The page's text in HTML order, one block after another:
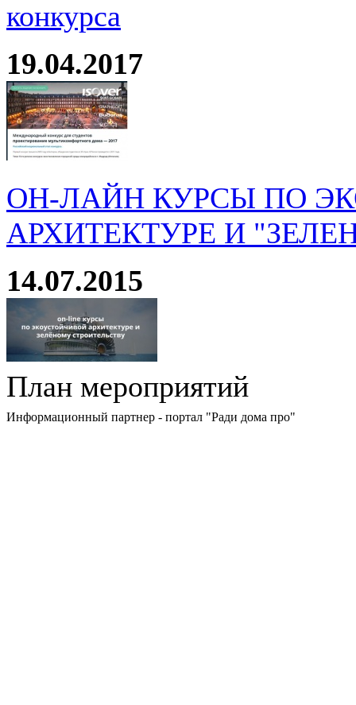
конкурса
19.04.2017
ОН-ЛАЙН КУРСЫ ПО
АРХИТЕКТУРЕ И
14.07.2015
План мероприятий
Информационный партнер - портал "Ради дома про"